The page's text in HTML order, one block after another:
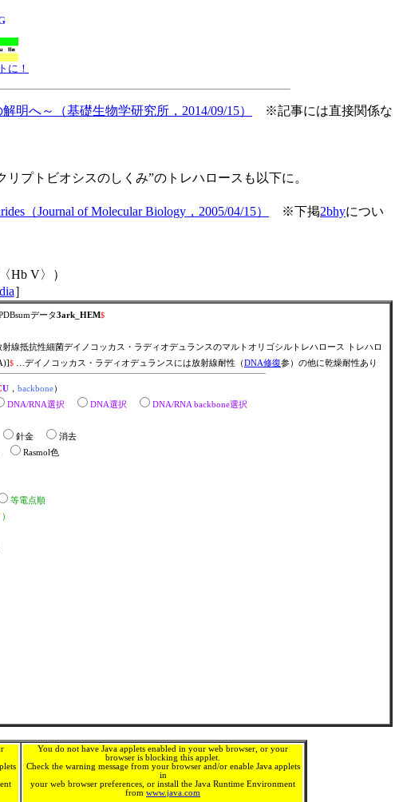
に！
へ～（基礎生物学研究所，2014/09/15）
※記事には直接関係な
プトビオシスのしくみ”のトレハロースも以下に。
（Journal of Molecular Biology，2005/04/15） ※下掲2bhyについ
Hb V〉）
］
データ3ark_HEM$
射線抵抗性細菌デイノコッカス・ラディオデュランスのマルトオリゴシルトレハロース トレハロ
$ …デイノコッカス・ラディオデュランスには放射線耐性（DNA修復参）の他に乾燥耐性あり
U ， backbone）
DNA/RNA選択 DNA選択
DNA/RNA backbone選択
針金
消去
Rasmol色
等電点順
）
You do not have Java applets enabled in your web browser, or your
browser is blocking this applet.
Check the warning message from your browser and/or enable Java applets
in
your web browser preferences, or install the Java Runtime Environment
from www.java.com